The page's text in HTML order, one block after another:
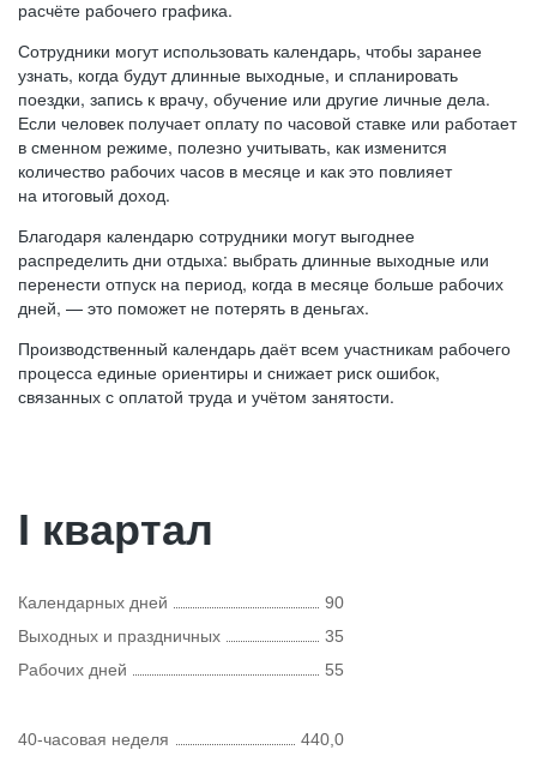
расчёте рабочего графика.
Сотрудники могут использовать календарь, чтобы заранее
узнать, когда будут длинные выходные, и спланировать
поездки, запись к врачу, обучение или другие личные дела.
Если человек получает оплату по часовой ставке или работает
в сменном режиме, полезно учитывать, как изменится
количество рабочих часов в месяце и как это повлияет
на итоговый доход.
Благодаря календарю сотрудники могут выгоднее
распределить дни отдыха: выбрать длинные выходные или
перенести отпуск на период, когда в месяце больше рабочих
дней, — это поможет не потерять в деньгах.
Производственный календарь даёт всем участникам рабочего
процесса единые ориентиры и снижает риск ошибок,
связанных с оплатой труда и учётом занятости.
I квартал
Календарных дней
90
Выходных и праздничных
35
Рабочих дней
55
40-часовая неделя
440,0